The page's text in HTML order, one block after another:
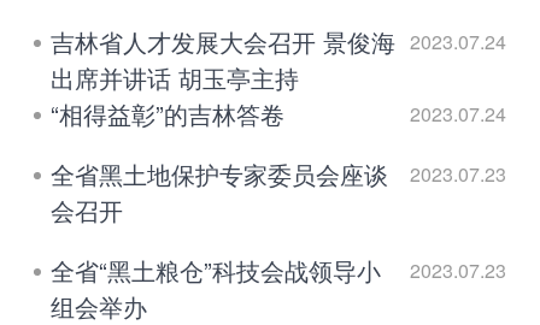
吉林省人才发展大会召开 景俊海
出席并讲话 胡玉亭主持
2023.07.24
“相得益彰”的吉林答卷 2023.07.24
全省黑土地保护专家委员会座谈
会召开
2023.07.23
全省“黑土粮仓”科技会战领导小
组会举办
2023.07.23